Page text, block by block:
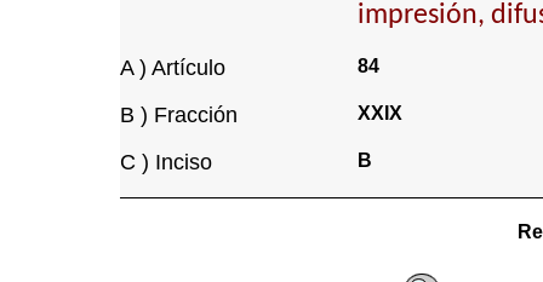
impresión,
A ) Artículo 84
B ) Fracción XXIX
C ) Inciso B